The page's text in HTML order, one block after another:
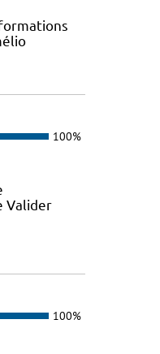
100%
Valider
100%